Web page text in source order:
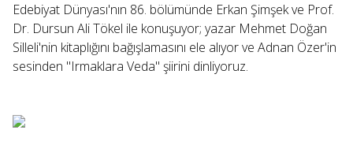
Edebiyat Dünyası'nın 86. bölümünde Erkan Şimşek ve Prof.
Dr. Dursun Ali Tökel ile konuşuyor; yazar Mehmet Doğan
Silleli'nin kitaplığını bağışlamasını ele alıyor ve Adnan Özer'in
sesinden "Irmaklara Veda" şiirini dinliyoruz.